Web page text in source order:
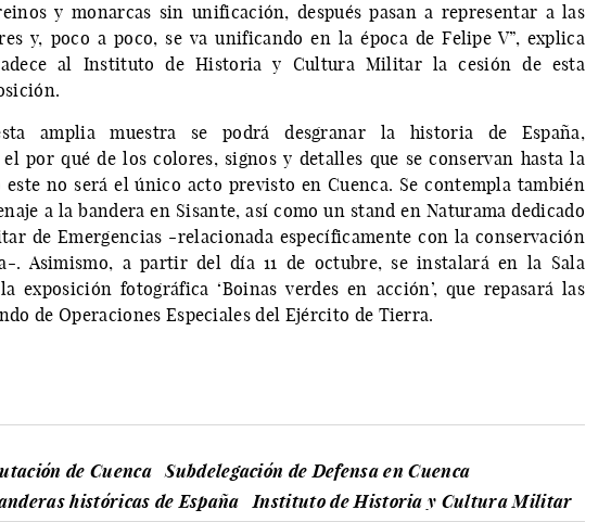
y monarcas sin unificación, después pasan a representar a las
y, poco a poco, se va unificando en la época de Felipe V”, explica
al Instituto de Historia y Cultura Militar la cesión de esta
amplia muestra se podrá desgranar la historia de España,
por qué de los colores, signos y detalles que se conservan hasta la
este no será el único acto previsto en Cuenca. Se contempla también
a la bandera en Sisante, así como un stand en Naturama dedicado
de Emergencias -relacionada específicamente con la conservación
. Asimismo, a partir del día 11 de octubre, se instalará en la Sala
exposición fotográfica ‘Boinas verdes en acción’, que repasará las
de Operaciones Especiales del Ejército de Tierra.
de Cuenca
Subdelegación de Defensa en Cuenca
históricas de España
Instituto de Historia y Cultura Militar